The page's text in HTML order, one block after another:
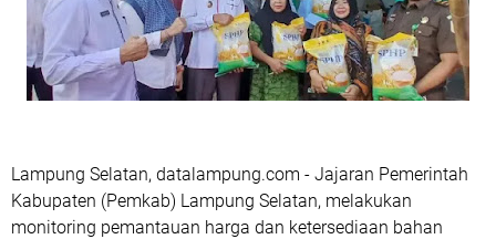
Lampung Selatan, datalampung.com - Jajaran Pemerintah
Kabupaten (Pemkab) Lampung Selatan, melakukan
monitoring pemantauan harga dan ketersediaan bahan